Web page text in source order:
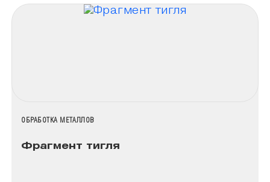
НАЗВАНИЕ КОЛЛЕКЦИИ
ОБРАБОТКА МЕТАЛЛОВ
Фрагмент тигля